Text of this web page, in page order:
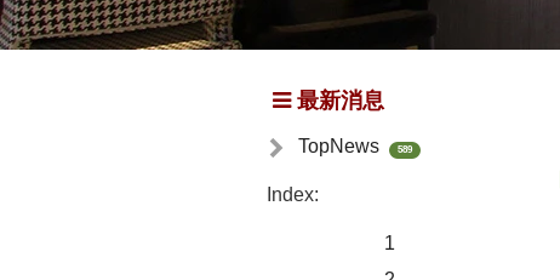
最新消息
TopNews 589
Index:
1